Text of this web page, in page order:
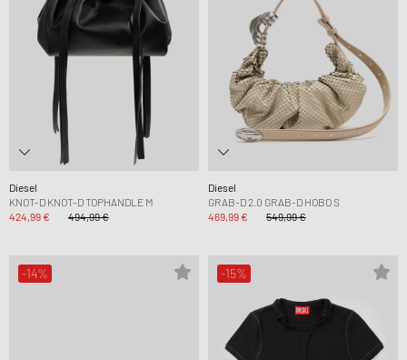
Diesel
KNOT-D KNOT-D TOPHANDLE M
424,99 €
494,99 €
Diesel
GRAB-D 2.0 GRAB-D HOBO S
469,99 €
549,99 €
-14% -15%